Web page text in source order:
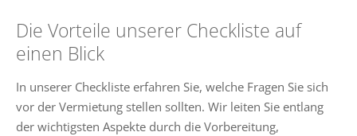
Die Vorteile unserer Checkliste auf
einen Blick
In unserer Checkliste erfahren Sie, welche Fragen Sie sich
vor der Vermietung stellen sollten. Wir leiten Sie entlang
der wichtigsten Aspekte durch die Vorbereitung,